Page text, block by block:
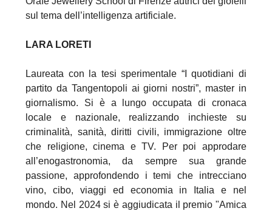
sul tema dell’intelligenza artificiale.
LARA LORETI
Laureata con la tesi sperimentale “I quotidiani di
partito da Tangentopoli ai giorni nostri”, master in
giornalismo. Si è a lungo occupata di cronaca
locale e nazionale, realizzando inchieste su
criminalità, sanità, diritti civili, immigrazione oltre
che religione, cinema e TV. Per poi approdare
all’enogastronomia, da sempre sua grande
passione, approfondendo i temi che intrecciano
vino, cibo, viaggi ed economia in Italia e nel
mondo. Nel 2024 si è aggiudicata il premio "Amica